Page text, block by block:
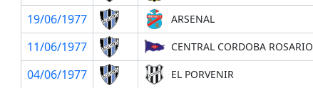
19/06/1977
ARSENAL
11/06/1977
CENTRAL CORDOBA ROSARIO
04/06/1977
EL PORVENIR